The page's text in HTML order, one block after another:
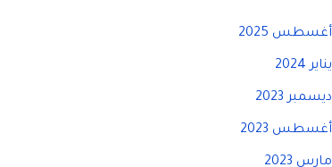
أغسطس 2025
يناير 2024
ديسمبر 2023
أغسطس 2023
مارس 2023